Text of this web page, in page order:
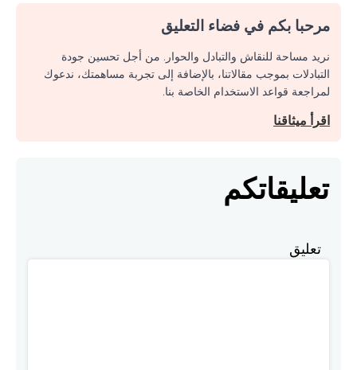
مرحبا بكم في فضاء التعليق
نريد مساحة للنقاش والتبادل والحوار. من أجل تحسين جودة
التبادلات بموجب مقالاتنا، بالإضافة إلى تجربة مساهمتك، ندعوك
لمراجعة قواعد الاستخدام الخاصة بنا.
اقرأ ميثاقنا
تعليقاتكم
تعليق